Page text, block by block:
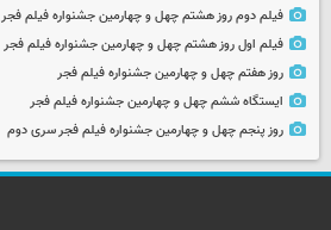
فیلم دوم روز هشتم چهل و چهارمین جشنواره فیلم فجر
فیلم اول روز هشتم چهل و چهارمین جشنواره فیلم فجر
روز هفتم چهل و چهارمین جشنواره فیلم فجر
ایستگاه ششم چهل و چهارمین جشنواره فیلم فجر
روز پنجم چهل و چهارمین جشنواره فیلم فجر سری دوم